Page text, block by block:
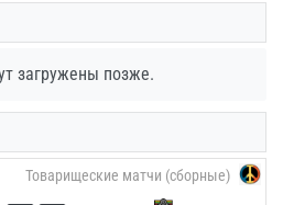
загружены позже.
Товарищеские матчи (сборные)